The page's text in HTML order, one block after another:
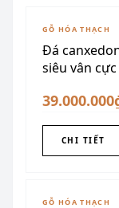
GỖ HÓA THẠCH
Đá
siêu vân
CHI TIẾT
GỖ HÓA THẠCH